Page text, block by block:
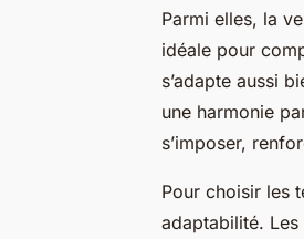
Parmi elles, la
idéale pour
s’adapte aussi
une harmonie
s’imposer,
Pour choisir les
adaptabilité. Les